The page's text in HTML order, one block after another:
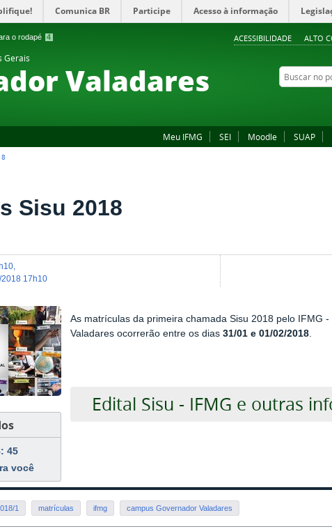
o rodapé 4 ACESSIBILIDADE ALTO
Comunica BR Participe Acesso à informação
Gerais
Valadares Buscar no portal
Meu IFMG SEI Moodle SUAP
Sisu 2018
2018 17h10
45
você
As matrículas da primeira chamada Sisu 2018 pelo IFMG -
Valadares ocorrerão entre os dias 31/01 e 01/02/2018.
Edital Sisu - IFMG e outras
1 matrículas ifmg campus Governador Valadares